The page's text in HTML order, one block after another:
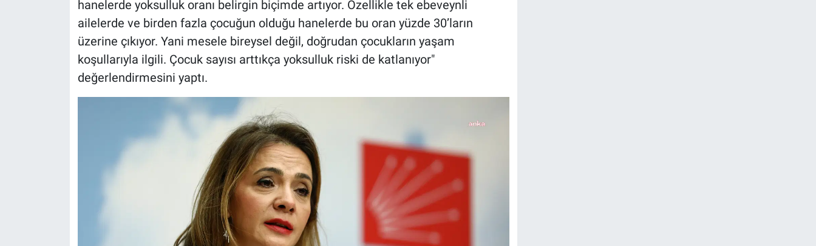
hanelerde yoksulluk oranı belirgin biçimde artıyor. Özellikle tek ebeveynli
ailelerde ve birden fazla çocuğun olduğu hanelerde bu oran yüzde 30’ların
üzerine çıkıyor. Yani mesele bireysel değil, doğrudan çocukların yaşam
koşullarıyla ilgili. Çocuk sayısı arttıkça yoksulluk riski de katlanıyor"
değerlendirmesini yaptı.